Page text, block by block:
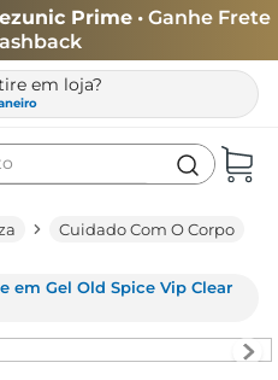
Prime • Ganhe Frete
em loja?
Cuidado Com O Corpo
em Gel Old Spice Vip Clear